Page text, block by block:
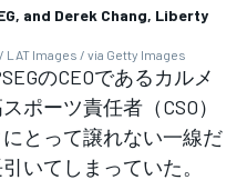
and Derek Chang, Liberty
LAT Images / via Getty Images
のCEOであるカルメ
ポーツ責任者（CSO）
とって譲れない一線だ
いてしまっていた。